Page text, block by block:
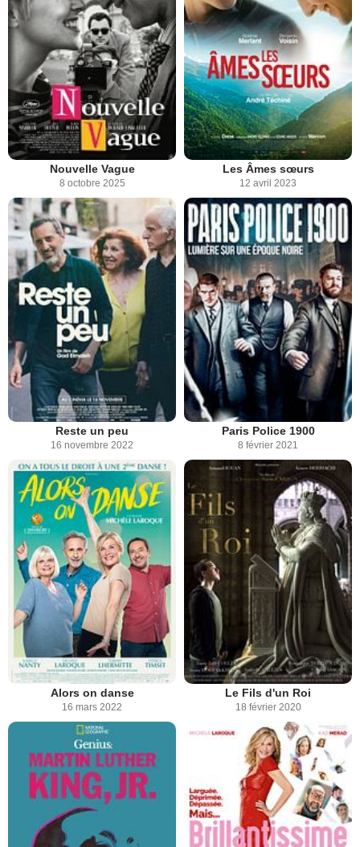
Nouvelle Vague
8 octobre 2025
Les Âmes sœurs
12 avril 2023
Reste un peu
16 novembre 2022
Paris Police 1900
8 février 2021
Alors on danse
16 mars 2022
Le Fils d'un Roi
18 février 2020